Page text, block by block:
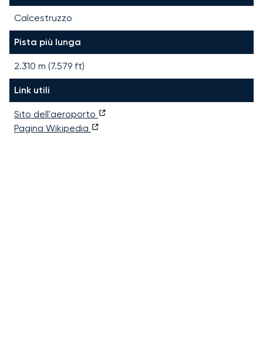
Calcestruzzo
Pista più lunga
2.310 m (7.579 ft)
Link utili
Sito dell'aeroporto
Pagina Wikipedia